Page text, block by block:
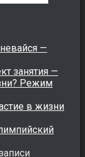
—
занятия —
Режим
в жизни